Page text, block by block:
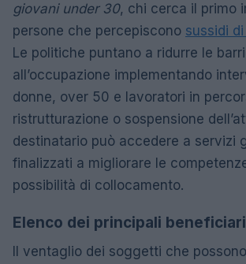
giovani under 30, chi cerca il primo
persone che percepiscono sussidi
Le politiche puntano a ridurre le
all’occupazione implementando
donne, over 50 e lavoratori in
ristrutturazione o sospensione
destinatario può accedere a servizi
finalizzati a migliorare le
possibilità di collocamento.
Elenco dei principali beneficiari
Il ventaglio dei soggetti che